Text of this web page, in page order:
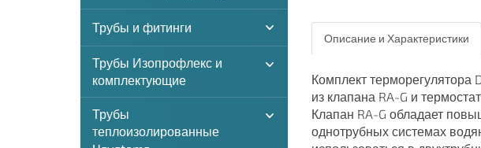
Трубы и фитинги
Трубы Изопрофлекс и
комплектующие
Трубы
теплоизолированные
Описание и Характеристики
Комплект терморегулятора
из клапана RA-G и
Клапан RA-G обладает
однотрубных системах